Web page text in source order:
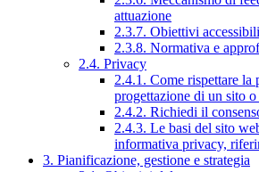
attuazione
2.3.7. Obiettivi
2.3.8. Normativa e
2.4. Privacy
2.4.1. Come rispettare la
progettazione di un sito
2.4.2. Richiedi il
2.4.3. Le basi del sito
informativa privacy,
3. Pianificazione, gestione e strategia